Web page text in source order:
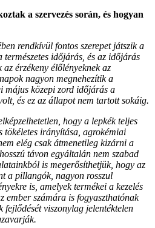
a szervezés során, és hogyan
rendkívül fontos szerepet játszik a
időjárás, és az időjárás
érzékeny élőlényeknek az
nagyon megnehezítik a
május közepi zord időjárás a
és ez az állapot nem tartott sokáig.
hogy a lepkék teljes
tökéletes irányítása, agrokémiai
elég csak átmenetileg kizárni a
távon egyáltalán nem szabad
is megerősíthetjük, hogy az
a pillangók, nagyon rosszul
is, amelyek termékei a kezelés
ember számára is fogyaszthatónak
viszonylag jelentéktelen